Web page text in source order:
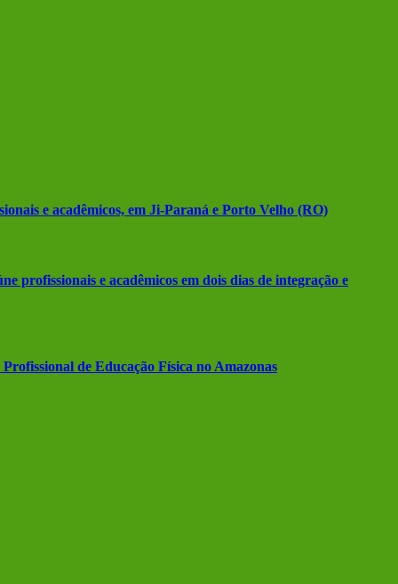
e acadêmicos, em Ji-Paraná e Porto Velho (RO)
profissionais e acadêmicos em dois dias de integração e
de Educação Física no Amazonas